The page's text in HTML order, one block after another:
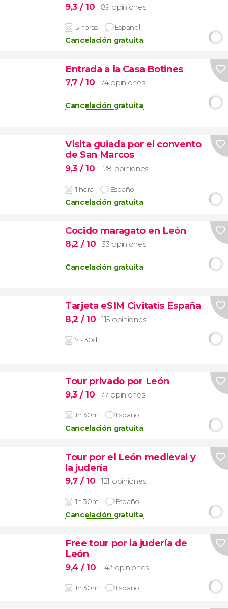
9,3 / 10 89 opiniones
5 horas Español
Cancelación gratuita
Entrada a la Casa Botines
7,7 / 10 74 opiniones
Cancelación gratuita
Visita guiada por el convento
de San Marcos
9,3 / 10 128 opiniones
1 hora Español
Cancelación gratuita
Cocido maragato en León
8,2 / 10 33 opiniones
Cancelación gratuita
Tarjeta eSIM Civitatis España
8,2 / 10 115 opiniones
7 - 30d
Tour privado por León
9,3 / 10 77 opiniones
1h 30m Español
Cancelación gratuita
Tour por el León medieval y
la judería
9,7 / 10 121 opiniones
1h 30m Español
Cancelación gratuita
Free tour por la judería de
León
9,4 / 10 142 opiniones
1h 30m Español